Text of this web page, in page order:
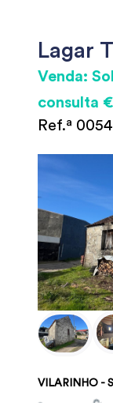
Lagar
Venda:
consulta €
Ref.ª
VILARINHO -